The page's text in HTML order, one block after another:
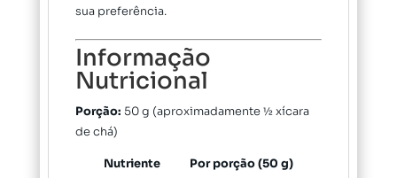
sua preferência.
Informação
Nutricional
Porção: 50 g (aproximadamente ½ xícara
de chá)
Nutriente
Por porção (50 g)